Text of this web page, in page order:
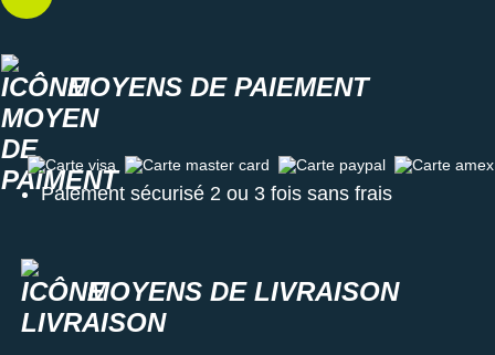
MOYENS DE PAIEMENT
Carte visa Carte master card Carte paypal Carte amex
Paiement sécurisé 2 ou 3 fois sans frais
MOYENS DE LIVRAISON